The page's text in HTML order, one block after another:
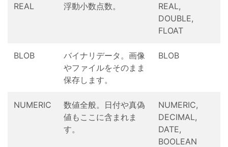
REAL 浮動小数点数。
REAL,
DOUBLE,
FLOAT
BLOB
バイナリデータ。画像
やファイルをそのまま
保存します。
BLOB
NUMERIC
数値全般。日付や真偽
値もここに含まれま
す。
NUMERIC,
DECIMAL,
DATE,
BOOLEAN